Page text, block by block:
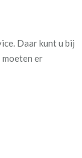
Daar kunt u bij
er